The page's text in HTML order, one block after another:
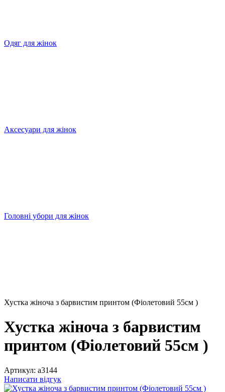
Одяг для жінок
Аксесуари для жінок
Головні убори для жінок
Хустка жіноча з барвистим принтом (Фіолетовий 55см )
Хустка жіноча з барвистим
принтом (Фіолетовий 55см )
Артикул: а3144
Написати відгук